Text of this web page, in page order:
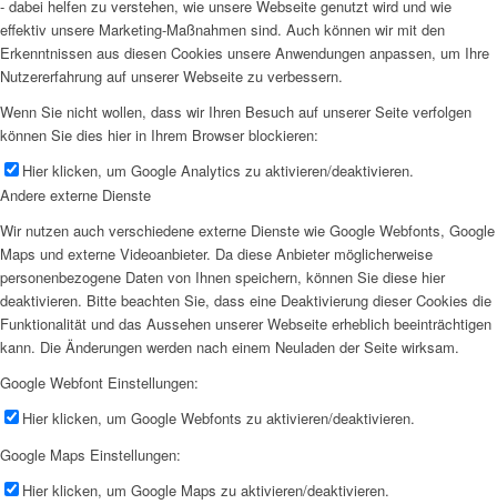
- dabei helfen zu verstehen, wie unsere Webseite genutzt wird und wie
effektiv unsere Marketing-Maßnahmen sind. Auch können wir mit den
Erkenntnissen aus diesen Cookies unsere Anwendungen anpassen, um Ihre
Nutzererfahrung auf unserer Webseite zu verbessern.
Wenn Sie nicht wollen, dass wir Ihren Besuch auf unserer Seite verfolgen
können Sie dies hier in Ihrem Browser blockieren:
Hier klicken, um Google Analytics zu aktivieren/deaktivieren.
Andere externe Dienste
Wir nutzen auch verschiedene externe Dienste wie Google Webfonts, Google
Maps und externe Videoanbieter. Da diese Anbieter möglicherweise
personenbezogene Daten von Ihnen speichern, können Sie diese hier
deaktivieren. Bitte beachten Sie, dass eine Deaktivierung dieser Cookies die
Funktionalität und das Aussehen unserer Webseite erheblich beeinträchtigen
kann. Die Änderungen werden nach einem Neuladen der Seite wirksam.
Google Webfont Einstellungen:
Hier klicken, um Google Webfonts zu aktivieren/deaktivieren.
Google Maps Einstellungen:
Hier klicken, um Google Maps zu aktivieren/deaktivieren.